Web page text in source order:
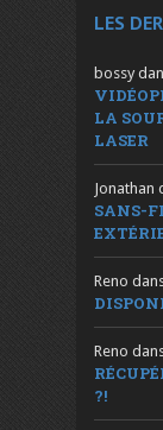
LES
bossy
LA
LASER
Jonathan
SANS-
Reno
Reno
?!